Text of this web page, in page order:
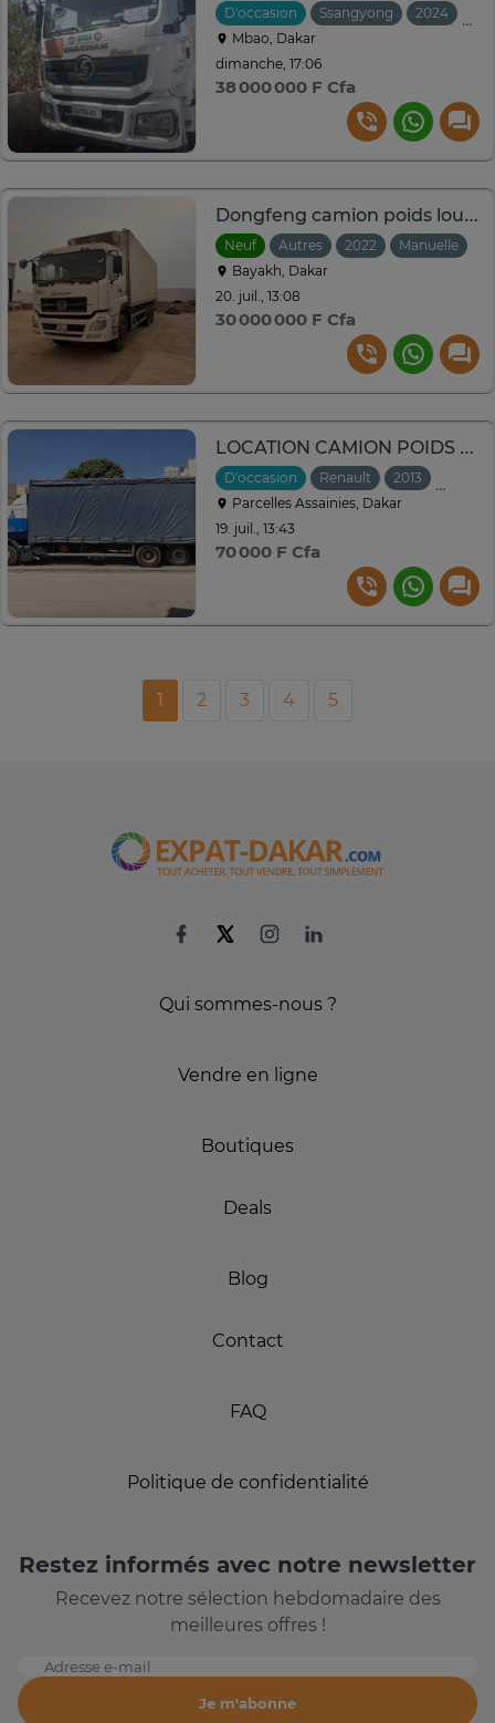
D'occasion Ssangyong 2024
Mbao, Dakar
dimanche, 17:06
38 000 000 F Cfa
Dongfeng camion poids lourd grande capacité blanc
Neuf Autres 2022
Manuelle
Bayakh, Dakar
20. juil., 13:08
30 000 000 F Cfa
LOCATION CAMION POIDS LOURD BACHE
D'occasion Renault 2013
Parcelles Assainies, Dakar
19. juil., 13:43
70 000 F Cfa
1 2 3 4 5
Qui sommes-nous ?
Vendre en ligne
Boutiques
Deals
Blog
Contact
FAQ
Politique de confidentialité
Restez informés avec notre newsletter
Recevez notre sélection hebdomadaire des
meilleures offres !
Adresse e-mail
Je m'abonne